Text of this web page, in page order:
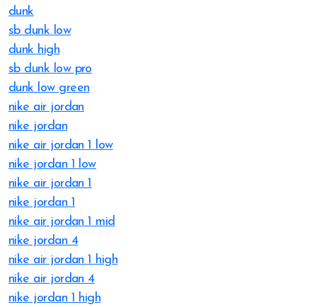
dunk
sb dunk low
dunk high
sb dunk low pro
dunk low green
nike air jordan
nike jordan
nike air jordan 1 low
nike jordan 1 low
nike air jordan 1
nike jordan 1
nike air jordan 1 mid
nike jordan 4
nike air jordan 1 high
nike air jordan 4
nike jordan 1 high